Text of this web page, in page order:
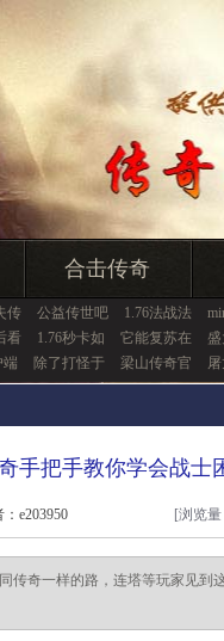
合击传奇
传 公益传世吧 1.76法战法
看 1.76秒卡如 它能复苏在
端 除了打怪于 梁山传奇官
手把手教你学会战士
e203950 [浏览
传奇一样的路，连塔等玩家见到